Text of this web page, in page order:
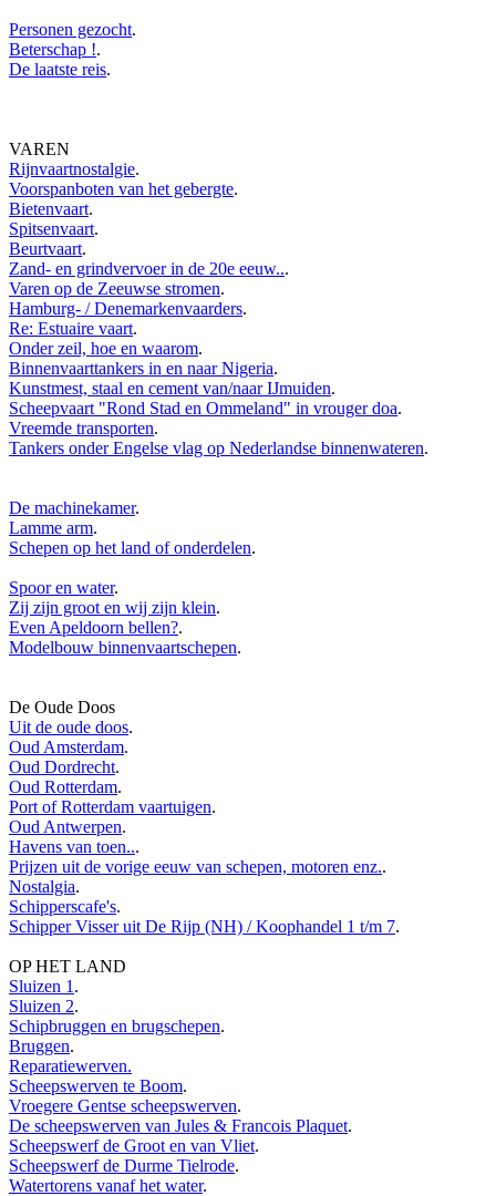
Personen gezocht.
Beterschap !.
De laatste reis.
VAREN
Rijnvaartnostalgie.
Voorspanboten van het gebergte.
Bietenvaart.
Spitsenvaart.
Beurtvaart.
Zand- en grindvervoer in de 20e eeuw...
Varen op de Zeeuwse stromen.
Hamburg- / Denemarkenvaarders.
Re: Estuaire vaart.
Onder zeil, hoe en waarom.
Binnenvaarttankers in en naar Nigeria.
Kunstmest, staal en cement van/naar IJmuiden.
Scheepvaart "Rond Stad en Ommeland" in vrouger doa.
Vreemde transporten.
Tankers onder Engelse vlag op Nederlandse binnenwateren.
De machinekamer.
Lamme arm.
Schepen op het land of onderdelen.
Spoor en water.
Zij zijn groot en wij zijn klein.
Even Apeldoorn bellen?.
Modelbouw binnenvaartschepen.
De Oude Doos
Uit de oude doos.
Oud Amsterdam.
Oud Dordrecht.
Oud Rotterdam.
Port of Rotterdam vaartuigen.
Oud Antwerpen.
Havens van toen...
Prijzen uit de vorige eeuw van schepen, motoren enz..
Nostalgia.
Schipperscafe's.
Schipper Visser uit De Rijp (NH) / Koophandel 1 t/m 7.
OP HET LAND
Sluizen 1 .
Sluizen 2.
Schipbruggen en brugschepen.
Bruggen.
Reparatiewerven.
Scheepswerven te Boom.
Vroegere Gentse scheepswerven.
De scheepswerven van Jules & Francois Plaquet.
Scheepswerf de Groot en van Vliet.
Scheepswerf de Durme Tielrode.
Watertorens vanaf het water.